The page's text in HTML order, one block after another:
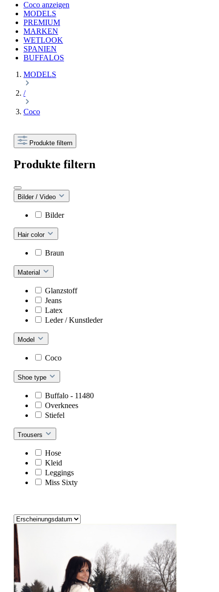
Coco anzeigen
MODELS
PREMIUM
MARKEN
WETLOOK
SPANIEN
BUFFALOS
MODELS
/
Coco
Produkte filtern
Produkte filtern
Bilder / Video
Bilder
Hair color
Braun
Material
Glanzstoff
Jeans
Latex
Leder / Kunstleder
Model
Coco
Shoe type
Buffalo - 11480
Overknees
Stiefel
Trousers
Hose
Kleid
Leggings
Miss Sixty